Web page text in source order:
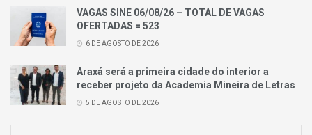
VAGAS SINE 06/08/26 – TOTAL DE VAGAS
OFERTADAS = 523
6 DE AGOSTO DE 2026
Araxá será a primeira cidade do interior a
receber projeto da Academia Mineira de Letras
5 DE AGOSTO DE 2026